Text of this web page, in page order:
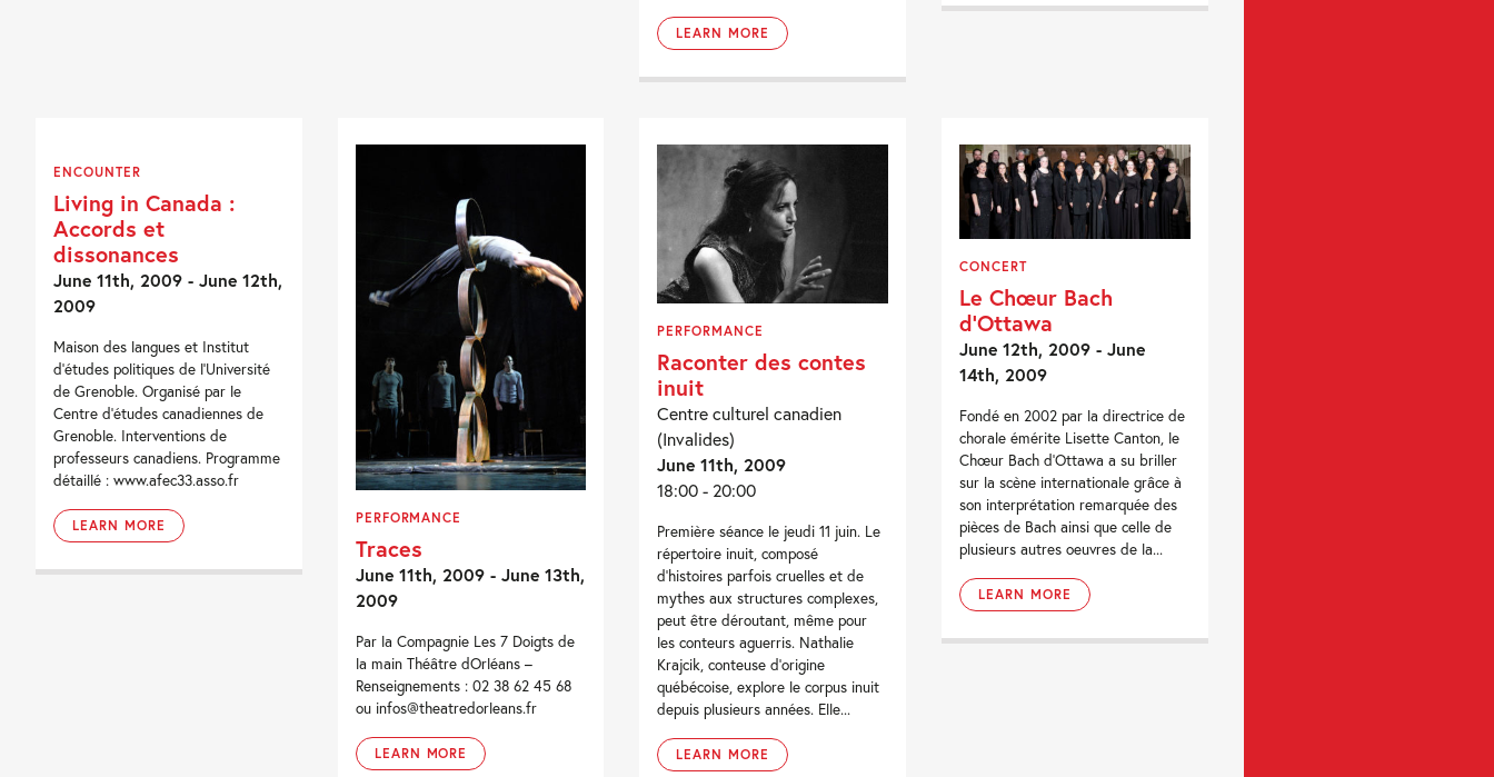
LEARN MORE
ENCOUNTER
Living in Canada :
Accords et
dissonances
June 11th, 2009 - June 12th,
2009
Maison des langues et Institut
d’études politiques de l’Université
de Grenoble. Organisé par le
Centre d’études canadiennes de
Grenoble. Interventions de
professeurs canadiens. Programme
détaillé : www.afec33.asso.fr
LEARN MORE
PERFORMANCE
Traces
June 11th, 2009 - June 13th,
2009
Par la Compagnie Les 7 Doigts de
la main Théâtre dOrléans –
Renseignements : 02 38 62 45 68
ou infos@theatredorleans.fr
LEARN MORE
PERFORMANCE
Raconter des contes
inuit
Centre culturel canadien
(Invalides)
June 11th, 2009
18:00 - 20:00
Première séance le jeudi 11 juin. Le
répertoire inuit, composé
d’histoires parfois cruelles et de
mythes aux structures complexes,
peut être déroutant, même pour
les conteurs aguerris. Nathalie
Krajcik, conteuse d’origine
québécoise, explore le corpus inuit
depuis plusieurs années. Elle...
LEARN MORE
CONCERT
Le Chœur Bach
d’Ottawa
June 12th, 2009 - June
14th, 2009
Fondé en 2002 par la directrice de
chorale émérite Lisette Canton, le
Chœur Bach d’Ottawa a su briller
sur la scène internationale grâce à
son interprétation remarquée des
pièces de Bach ainsi que celle de
plusieurs autres oeuvres de la...
LEARN MORE